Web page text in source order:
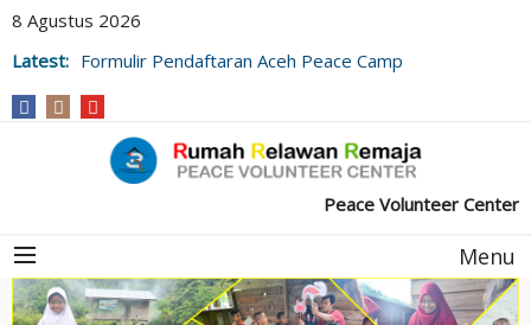
8 Agustus 2026
Latest: Formulir Pendaftaran Aceh Peace Camp
Peace Volunteer Center
Menu